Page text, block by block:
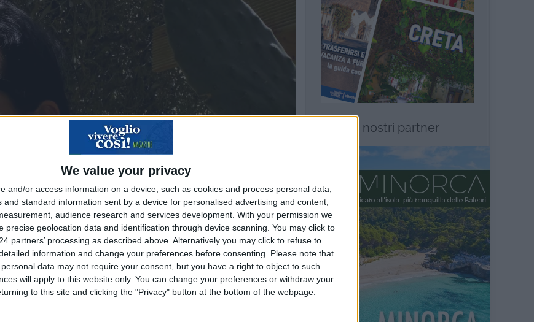
We value your privacy
and/or access information on a device, such as cookies and process personal data,
and standard information sent by a device for personalised advertising and content,
audience research and services development. With your permission we
precise geolocation data and identification through device scanning. You may click to
partners’ processing as described above. Alternatively you may click to refuse to
information and change your preferences before consenting.
Please note that
data may not require your consent, but you have a right to object to such
will apply to this website only. You can change your preferences or withdraw your
to this site and clicking the "Privacy" button at the bottom of the webpage.
I nostri partner